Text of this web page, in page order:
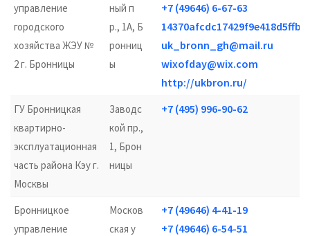
управление
городского
хозяйства ЖЭУ №
2 г. Бронницы
ный п
р., 1А, Б
ронниц
ы
+7 (49646) 6-67-63
uk_bronn_gh@mail.ru
wixofday@wix.com
http://ukbron.ru/
ГУ Бронницкая
квартирно-
эксплуатационная
часть района Кэу г.
Москвы
Заводс
кой пр.,
1, Брон
ницы
+7 (495) 996-90-62
Бронницкое
управление
Москов
ская у
+7 (49646) 4-41-19
+7 (49646) 6-54-51